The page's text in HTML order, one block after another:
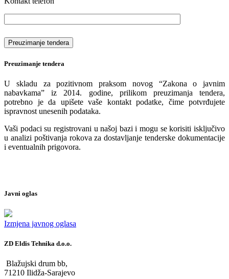
Preuzimanje tendera
U skladu za pozitivnom praksom novog “Zakona o javnim
nabavkama” iz 2014. godine, prilikom preuzimanja tendera,
potrebno je da upišete vaše kontakt podatke, čime potvrđujete
ispravnost unesenih podataka.
Vaši podaci su registrovani u našoj bazi i mogu se korisiti isključivo
u analizi poštivanja rokova za dostavljanje tenderske dokumentacije
i eventualnih prigovora.
Javni oglas
Izmjena javnog oglasa
ZD Eldis Tehnika d.o.o.
Blažujski drum bb,
71210 Ilidža-Sarajevo